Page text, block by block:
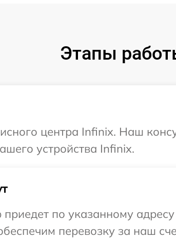
Этапы
центра Infinix. Наш
устройства Infinix.
по указанному
перевозку за наш